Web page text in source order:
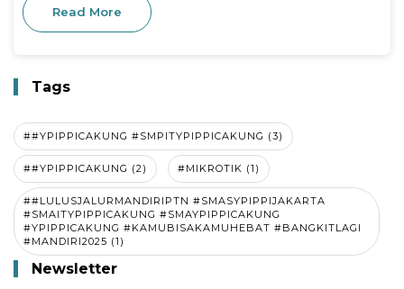
Read More
Tags
##YPIPPICAKUNG #SMPITYPIPPICAKUNG (3)
##YPIPPICAKUNG (2) #MIKROTIK (1)
##LULUSJALURMANDIRIPTN #SMASYPIPPIJAKARTA
#SMAITYPIPPICAKUNG #SMAYPIPPICAKUNG
#YPIPPICAKUNG #KAMUBISAKAMUHEBAT #BANGKITLAGI
#MANDIRI2025 (1)
Newsletter